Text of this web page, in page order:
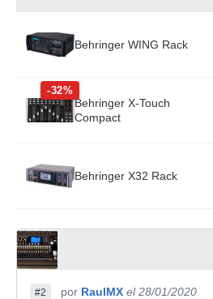
Behringer WING Rack
-32%
Behringer X-Touch
Compact
Behringer X32 Rack
#2 por RaulMX el 28/01/2020